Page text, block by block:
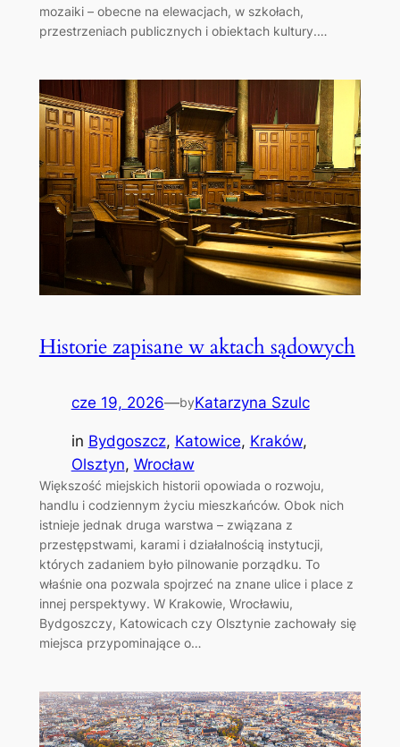
mozaiki – obecne na elewacjach, w szkołach,
przestrzeniach publicznych i obiektach kultury.…
Historie zapisane w aktach sądowych
cze 19, 2026—byKatarzyna Szulc
in Bydgoszcz, Katowice, Kraków
Olsztyn, Wrocław
Większość miejskich historii opowiada o rozwoju,
handlu i codziennym życiu mieszkańców. Obok nich
istnieje jednak druga warstwa – związana z
przestępstwami, karami i działalnością instytucji,
których zadaniem było pilnowanie porządku. To
właśnie ona pozwala spojrzeć na znane ulice i place z
innej perspektywy. W Krakowie, Wrocławiu,
Bydgoszczy, Katowicach czy Olsztynie zachowały się
miejsca przypominające o…